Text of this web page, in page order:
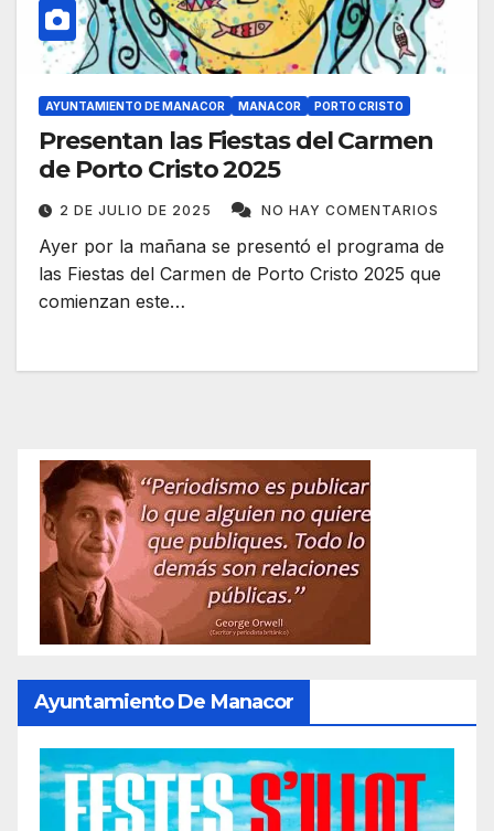
AYUNTAMIENTO DE MANACOR MANACOR PORTO CRISTO
Presentan las Fiestas del Carmen
de Porto Cristo 2025
2 DE JULIO DE 2025 NO HAY COMENTARIOS
Ayer por la mañana se presentó el programa de
las Fiestas del Carmen de Porto Cristo 2025 que
comienzan este…
Ayuntamiento De Manacor